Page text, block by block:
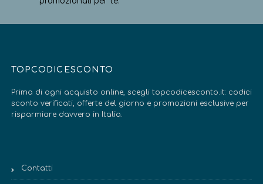
TOPCODICESCONTO
Prima di ogni acquisto online, scegli topcodicesconto.it: codici
sconto verificati, offerte del giorno e promozioni esclusive per
risparmiare davvero in Italia.
Contatti